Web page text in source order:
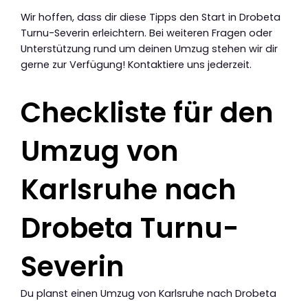
Wir hoffen, dass dir diese Tipps den Start in Drobeta
Turnu-Severin erleichtern. Bei weiteren Fragen oder
Unterstützung rund um deinen Umzug stehen wir dir
gerne zur Verfügung! Kontaktiere uns jederzeit.
Checkliste für den
Umzug von
Karlsruhe nach
Drobeta Turnu-
Severin
Du planst einen Umzug von Karlsruhe nach Drobeta